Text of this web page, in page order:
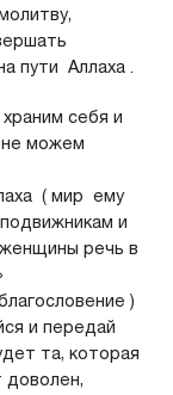
пути Аллаха .
себя и
можем
( мир ему
и
речь в
)
и передай
та, которая
доволен,